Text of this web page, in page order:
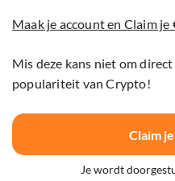
Maak je account en Claim je
Mis deze kans niet om
populariteit van Crypto!
Claim
Je wordt